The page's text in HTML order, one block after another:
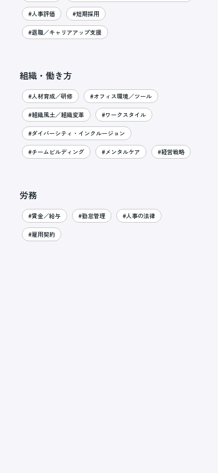
#人事評価 #短期採用
#退職／キャリアアップ支援
組織・働き方
#人材育成／研修 #オフィス環境／ツール
#組織風土／組織変革 #ワークスタイル
#ダイバーシティ・インクルージョン
#チームビルディング #メンタルケア #経営戦略
労務
#賃金／給与 #勤怠管理 #人事の法律
#雇用契約